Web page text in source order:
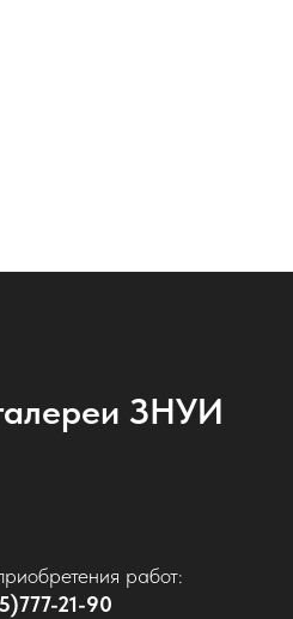
ЗНУИ
работ:
21-90